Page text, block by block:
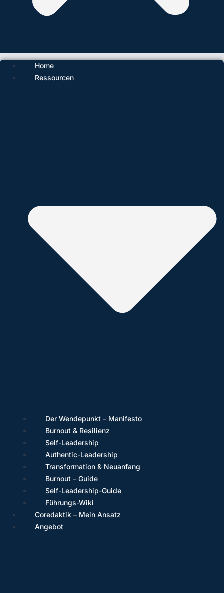
Home
Ressourcen
Der Wendepunkt – Manifesto
Burnout & Resilienz
Self-Leadership
Authentic-Leadership
Transformation & Neuanfang
Burnout – Guide
Self-Leadership-Guide
Führungs-Wiki
Coredaktik – Mein Ansatz
Angebot